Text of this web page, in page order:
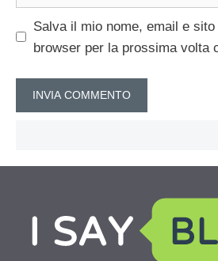
Salva il mio nome, email e
browser per la prossima volta